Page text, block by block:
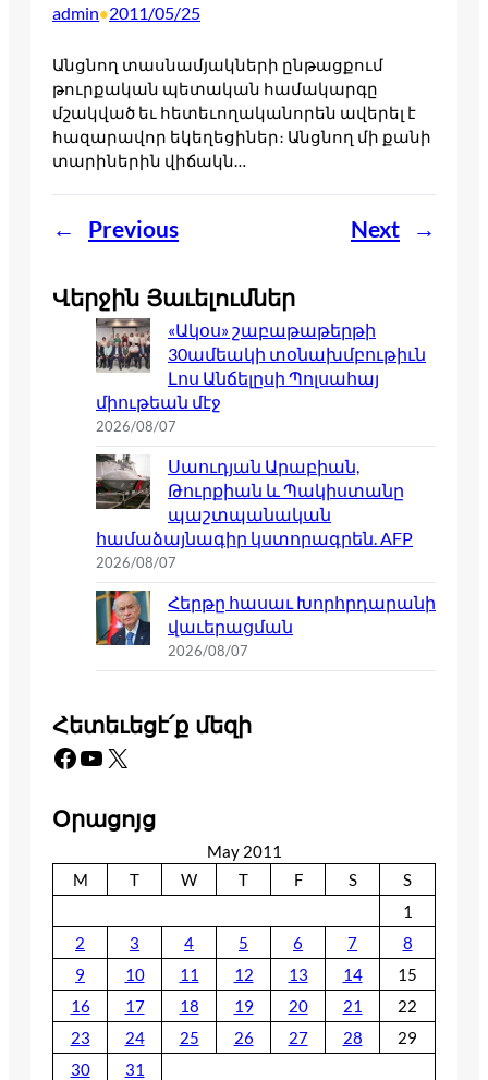
admin•2011/05/25
Անցնող տասնամյակների ընթացքում
թուրքական պետական համակարգը
մշակված եւ հետեւողականորեն ավերել է
հազարավոր եկեղեցիներ։ Անցնող մի քանի
տարիներին վիճակն…
← Previous Next →
Վերջին Յաւելումներ
«Ակօս» շաբաթաթերթի
30ամեակի տօնախմբութիւն
Լոս Անճելըսի Պոլսահայ
միութեան մէջ
2026/08/07
Սաուդյան Արաբիան,
Թուրքիան և Պակիստանը
պաշտպանական
համաձայնագիր կստորագրեն. AFP
2026/08/07
Հերթը հասաւ Խորհրդարանի
վաւերացման
2026/08/07
Հետեւեցէ՛ք մեզի
Facebook YouTube X
Օրացոյց
May 2011
M
T W T F S
S
1
2
3 4 5 6 7
8
9
10 11 12 13 14
15
16
17 18 19 20 21
22
23
24 25 26 27 28
29
30
31